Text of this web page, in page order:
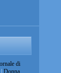
di
Donna